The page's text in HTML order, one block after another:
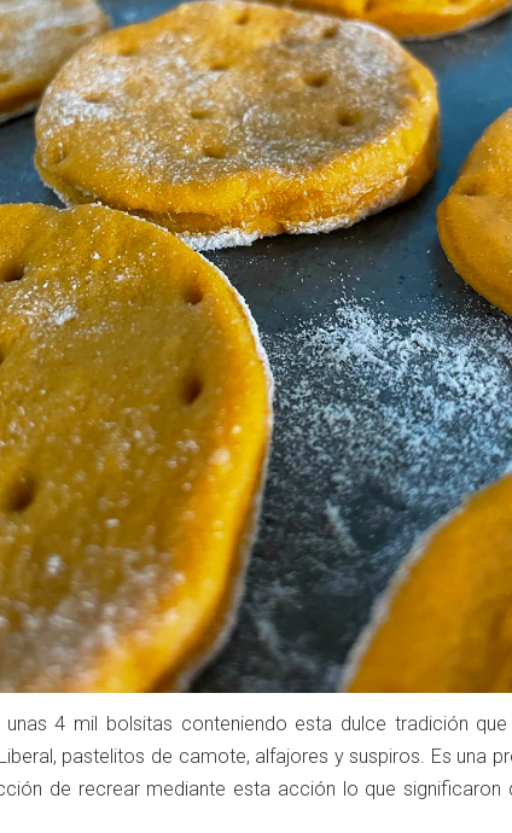
unas 4 mil bolsitas conteniendo esta dulce tradición que
pastelitos de camote, alfajores y suspiros. Es una
de recrear mediante esta acción lo que significaron